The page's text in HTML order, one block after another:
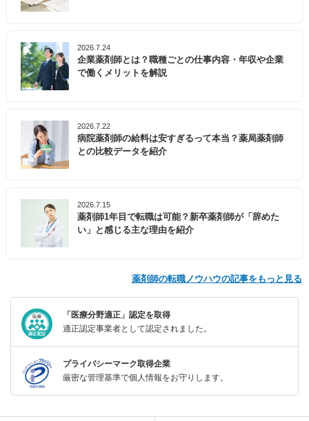
2026.7.24
企業薬剤師とは？職種ごとの仕事内容・年収や企業
で働くメリットを解説
2026.7.22
病院薬剤師の給料は安すぎるって本当？薬局薬剤師
との比較データを紹介
2026.7.15
薬剤師1年目で転職は可能？新卒薬剤師が「辞めた
い」と感じる主な理由を紹介
薬剤師の転職ノウハウの記事をもっと見る
「医療分野適正」認定を取得
適正認定事業者として認定されました。
プライバシーマーク取得企業
厳密な管理基準で個人情報をお守りします。